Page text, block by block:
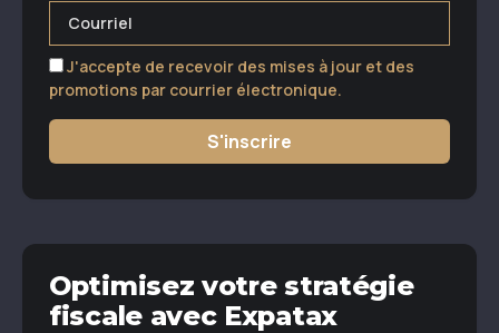
J'accepte de recevoir des mises à jour et des
promotions par courrier électronique.
S'inscrire
Optimisez votre stratégie
fiscale avec Expatax